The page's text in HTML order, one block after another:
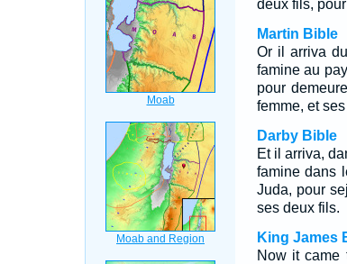
deux fils,
Martin Bible
Or il arriva
famine au
pour
femme, et
Darby Bible
Et il arriva,
famine dans
Juda, pour
ses deux fils.
King James
Now it came